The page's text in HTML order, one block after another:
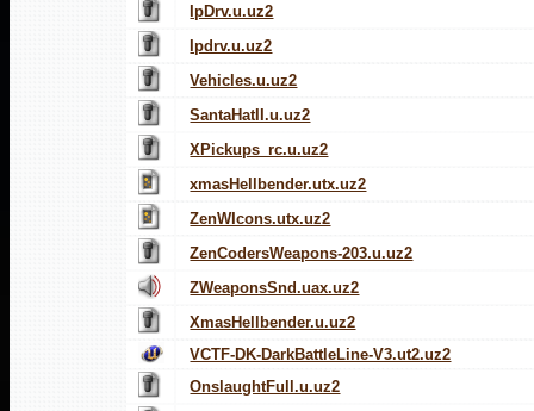
IpDrv.u.uz2
Ipdrv.u.uz2
Vehicles.u.uz2
SantaHatII.u.uz2
XPickups_rc.u.uz2
xmasHellbender.utx.uz2
ZenWIcons.utx.uz2
ZenCodersWeapons-203.u.uz2
ZWeaponsSnd.uax.uz2
XmasHellbender.u.uz2
VCTF-DK-DarkBattleLine-V3.ut2.uz2
OnslaughtFull.u.uz2